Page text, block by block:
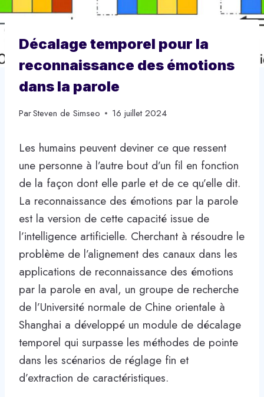
Décalage temporel pour la
reconnaissance des émotions
dans la parole
ParSteven de Simseo 16 juillet 2024
Les humains peuvent deviner ce que ressent
une personne à l’autre bout d’un fil en fonction
de la façon dont elle parle et de ce qu’elle dit.
La reconnaissance des émotions par la parole
est la version de cette capacité issue de
l’intelligence artificielle. Cherchant à résoudre le
problème de l’alignement des canaux dans les
applications de reconnaissance des émotions
par la parole en aval, un groupe de recherche
de l’Université normale de Chine orientale à
Shanghai a développé un module de décalage
temporel qui surpasse les méthodes de pointe
dans les scénarios de réglage fin et
d’extraction de caractéristiques.